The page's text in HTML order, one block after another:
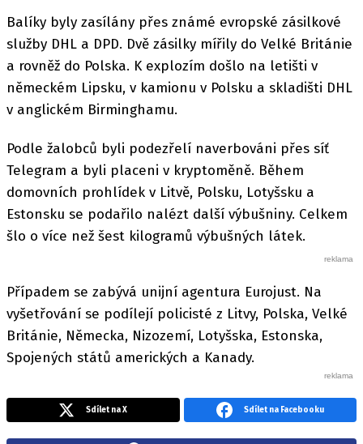
Balíky byly zasílány přes známé evropské zásilkové
služby DHL a DPD. Dvě zásilky mířily do Velké Británie
a rovněž do Polska. K explozím došlo na letišti v
německém Lipsku, v kamionu v Polsku a skladišti DHL
v anglickém Birminghamu.
Podle žalobců byli podezřelí naverbováni přes síť
Telegram a byli placeni v kryptoměně. Během
domovních prohlídek v Litvě, Polsku, Lotyšsku a
Estonsku se podařilo nalézt další výbušniny. Celkem
šlo o více než šest kilogramů výbušných látek.
Případem se zabývá unijní agentura Eurojust. Na
vyšetřování se podílejí policisté z Litvy, Polska, Velké
Británie, Německa, Nizozemí, Lotyšska, Estonska,
Spojených států amerických a Kanady.
Sdílet na X Sdílet na Facebooku